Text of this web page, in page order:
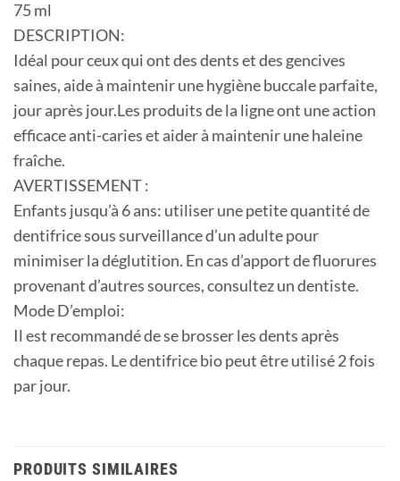
75 ml
DESCRIPTION:
Idéal pour ceux qui ont des dents et des gencives
saines, aide à maintenir une hygiène buccale parfaite,
jour après jour.Les produits de la ligne ont une action
efficace anti-caries et aider à maintenir une haleine
fraîche.
AVERTISSEMENT :
Enfants jusqu’à 6 ans: utiliser une petite quantité de
dentifrice sous surveillance d’un adulte pour
minimiser la déglutition. En cas d’apport de fluorures
provenant d’autres sources, consultez un dentiste.
Mode D’emploi:
Il est recommandé de se brosser les dents après
chaque repas. Le dentifrice bio peut être utilisé 2 fois
par jour.
PRODUITS SIMILAIRES